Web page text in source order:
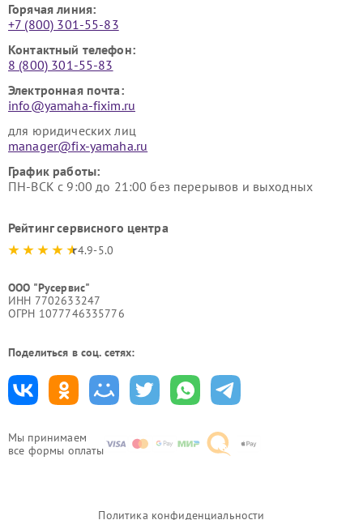
Мы принимаем
все формы оплаты
Горячая линия:
+7 (800) 301-55-83
Контактный телефон:
8 (800) 301-55-83
Электронная почта:
info@yamaha-fixim.ru
для юридических лиц
manager@fix-yamaha.ru
График работы:
ПН-ВСК с 9:00 до 21:00 без перерывов и выходных
Рейтинг сервисного центра
4.9-5.0
ООО "Русервис"
ИНН 7702633247
ОГРН 1077746335776
Поделиться в соц. сетях:
Политика конфиденциальности